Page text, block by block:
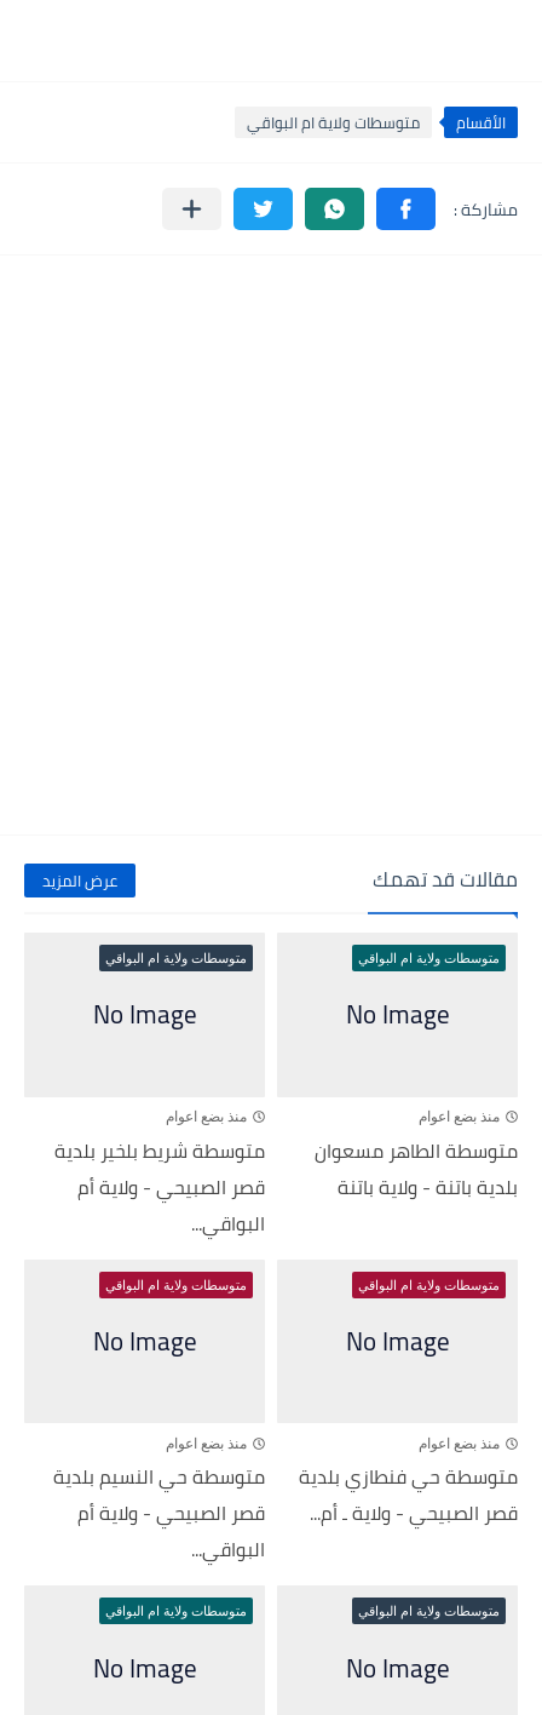
الأقسام متوسطات ولاية ام البواقي
مقالات قد تهمك عرض المزيد
متوسطات ولاية ام البواقي
منذ بضع اعوام
متوسطة الطاهر مسعوان
بلدية باتنة - ولاية باتنة
متوسطات ولاية ام البواقي
منذ بضع اعوام
متوسطة شريط بلخير بلدية
قصر الصبيحي - ولاية أم
البواقي...
متوسطات ولاية ام البواقي
منذ بضع اعوام
متوسطة حي فنطازي بلدية
قصر الصبيحي - ولاية ـ أم...
متوسطات ولاية ام البواقي
منذ بضع اعوام
متوسطة حي النسيم بلدية
قصر الصبيحي - ولاية أم
البواقي...
متوسطات ولاية ام البواقي متوسطات ولاية ام البواقي